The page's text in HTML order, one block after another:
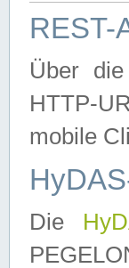
REST-
Über die
HTTP-
mobile
Die